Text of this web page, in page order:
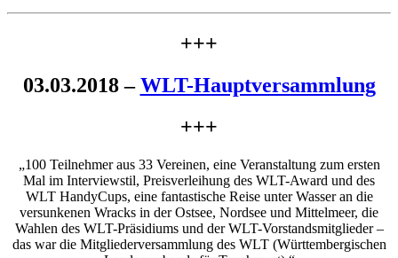
+++
03.03.2018 –WLT-Hauptversammlung
+++
„100 Teilnehmer aus 33 Vereinen, eine Veranstaltung zum ersten
Mal im Interviewstil, Preisverleihung des WLT-Award und des
WLT HandyCups, eine fantastische Reise unter Wasser an die
versunkenen Wracks in der Ostsee, Nordsee und Mittelmeer, die
Wahlen des WLT-Präsidiums und der WLT-Vorstandsmitglieder –
das war die Mitgliederversammlung des WLT (Württembergischen